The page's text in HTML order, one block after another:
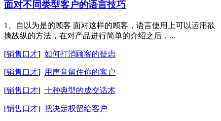
面对不同类型客户的语言技巧
1、自以为是的顾客 面对这样的顾客，语言使用上可以运用欲
擒故纵的方法，在对产品进行简单的介绍之后，...
[销售口才] 如何打消顾客的疑虑
[销售口才] 用声音留住你的客户
[销售口才] 十种典型的成交话术
[销售口才] 把决定权留给客户